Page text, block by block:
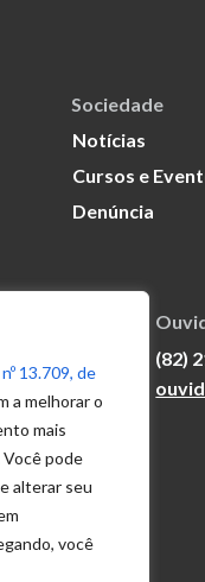
13.709, de
a melhorar o
mais
pode
alterar seu
você
Sociedade
Notícias
Cursos e
Denúncia
(82)